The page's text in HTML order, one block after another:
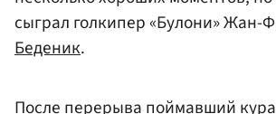
сыграл голкипер «Булони» Жан-
Беденик.
После перерыва поймавший